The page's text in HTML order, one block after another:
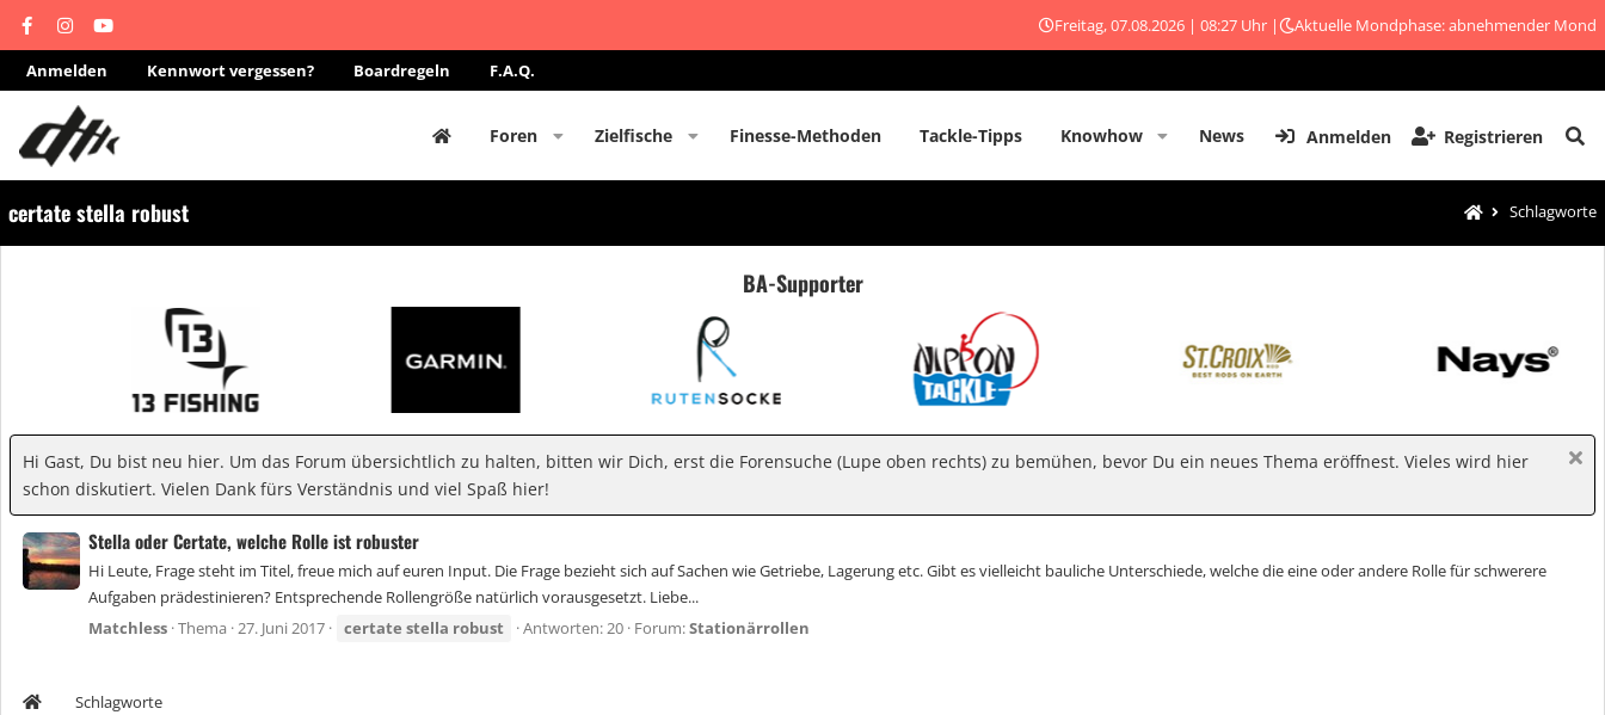
Freitag, 07.08.2026 | 08:27 Uhr | Aktuelle Mondphase: abnehmender Mond
Anmelden Kennwort vergessen? Boardregeln F.A.Q.
Foren Zielfische Finesse-Methoden Tackle-Tipps Knowhow News Anmelden Registrieren
certate stella robust Schlagworte
BA-Supporter
Hi Gast, Du bist neu hier. Um das Forum übersichtlich zu halten, bitten wir Dich, erst die Forensuche (Lupe oben rechts) zu bemühen, bevor Du ein neues Thema eröffnest. Vieles wird hier
schon diskutiert. Vielen Dank fürs Verständnis und viel Spaß hier!
Stella oder Certate, welche Rolle ist robuster
Hi Leute, Frage steht im Titel, freue mich auf euren Input. Die Frage bezieht sich auf Sachen wie Getriebe, Lagerung etc. Gibt es vielleicht bauliche Unterschiede, welche die eine oder andere Rolle für schwerere
Aufgaben prädestinieren? Entsprechende Rollengröße natürlich vorausgesetzt. Liebe...
Matchless Thema 27. Juni 2017 certate stella robust Antworten: 20 Forum:Stationärrollen
Schlagworte